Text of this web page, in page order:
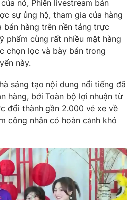
lai
Podcast
nó, Phiên livestream bán
sự ủng hộ, tham gia của hàng
bán hàng trên nền tảng trực
phẩm cùng rất nhiều mặt hàng
chọn lọc và bày bán trong
này.
sáng tạo nội dung nổi tiếng đã
hàng, bởi Toàn bộ lợi nhuận từ
đổi thành gần 2.000 vé xe về
công nhân có hoàn cảnh khó